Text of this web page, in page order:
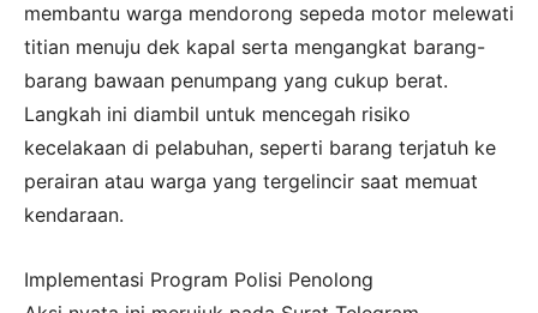
membantu warga mendorong sepeda motor melewati
titian menuju dek kapal serta mengangkat barang-
barang bawaan penumpang yang cukup berat.
Langkah ini diambil untuk mencegah risiko
kecelakaan di pelabuhan, seperti barang terjatuh ke
perairan atau warga yang tergelincir saat memuat
kendaraan.
Implementasi Program Polisi Penolong